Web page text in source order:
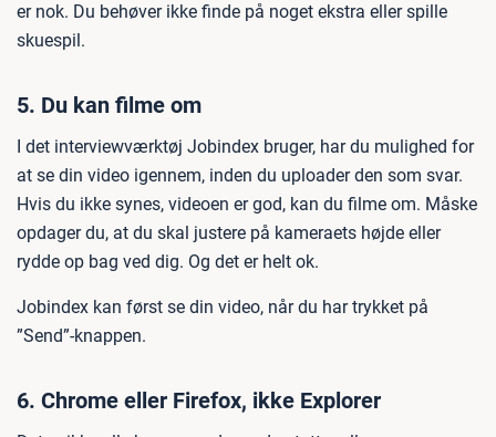
er nok. Du behøver ikke finde på noget ekstra eller spille
skuespil.
5. Du kan filme om
I det interviewværktøj Jobindex bruger, har du mulighed for
at se din video igennem, inden du uploader den som svar.
Hvis du ikke synes, videoen er god, kan du filme om. Måske
opdager du, at du skal justere på kameraets højde eller
rydde op bag ved dig. Og det er helt ok.
Jobindex kan først se din video, når du har trykket på
”Send”-knappen.
6. Chrome eller Firefox, ikke Explorer